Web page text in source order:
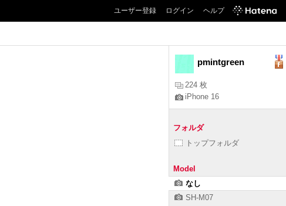
ユーザー登録 ログイン ヘルプ
pmintgreen
224 枚
iPhone 16
フォルダ
トップフォルダ
Model
なし
SH-M07